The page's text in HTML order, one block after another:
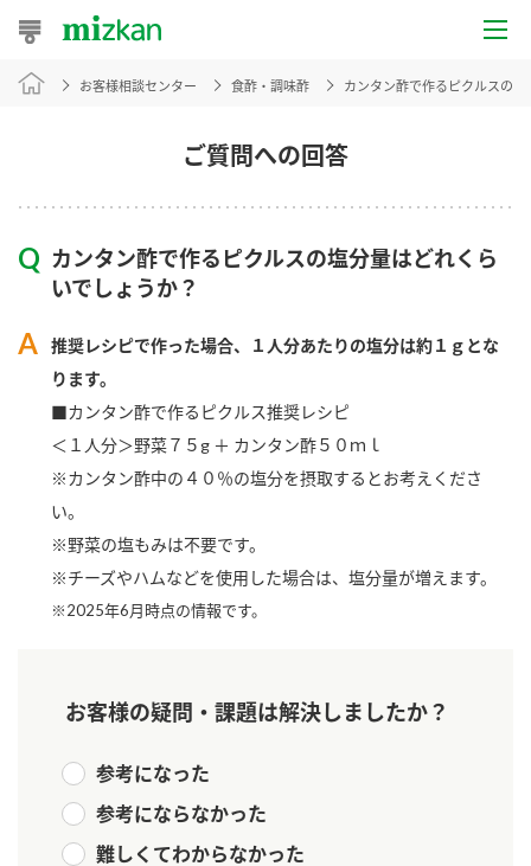
おうちレシピ
レシピ特集
レシピカテゴリ一覧
商品カテゴリ
酢
お酢ドリンク
つゆ たれ
スープ
クイック調味料
新商品一覧
キャンペーン情報
ブランド・スペシャルサイト トップ
商品ブランドサイト
Fibee（ファイビー）
くらしプラ酢
企業情報
国内事業概要
ご質問への回答
お客様相談センター 食酢・調味酢 カンタン酢で作るピクルスの
カンタン酢で作るピクルスの塩分量はどれくら
いでしょうか？
推奨レシピで作った場合、１人分あたりの塩分は約１ｇとな
ります。
■カンタン酢で作るピクルス推奨レシピ
＜１人分＞野菜７５g ＋ カンタン酢５０ｍｌ
※カンタン酢中の４０％の塩分を摂取するとお考えくださ
い。
※野菜の塩もみは不要です。
※チーズやハムなどを使用した場合は、塩分量が増えます。
※2025年6月時点の情報です。
お客様の疑問・課題は解決しましたか？
参考になった
参考にならなかった
難しくてわからなかった